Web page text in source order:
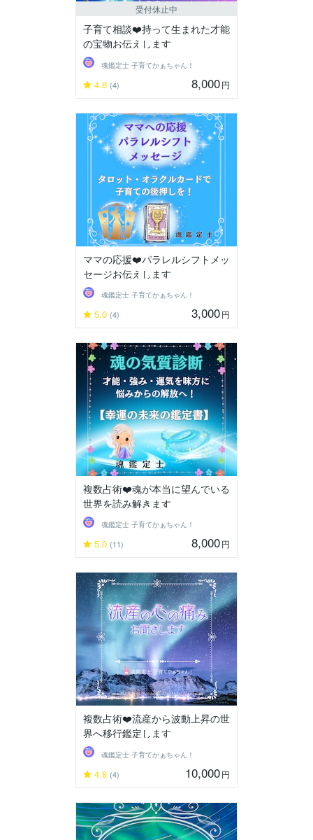
受付休止中
子育て相談❤️持って生まれた才能
の宝物お伝えします
魂鑑定士 子育てかぁちゃん！
4.8 (4) 8,000円
ママの応援❤️パラレルシフトメッ
セージお伝えします
魂鑑定士 子育てかぁちゃん！
5.0 (4) 3,000円
複数占術❤️魂が本当に望んでいる
世界を読み解きます
魂鑑定士 子育てかぁちゃん！
5.0 (11) 8,000円
複数占術❤️流産から波動上昇の世
界へ移行鑑定します
魂鑑定士 子育てかぁちゃん！
4.8 (4) 10,000円